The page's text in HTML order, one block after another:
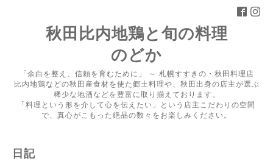
秋田比内地鶏と旬の料理
のどか
「余白を整え、信頼を育むために」 ～ 札幌すすきの・秋田料理店
比内地鶏などの秋田産食材を使た郷土料理や、秋田出身の店主が選ぶ
稀少な地酒などを豊富に取り揃えております。
「料理という形を介して心を伝えたい」という店主こだわりの空間
で、真心がこもった絶品の数々をお楽しみください。
日記